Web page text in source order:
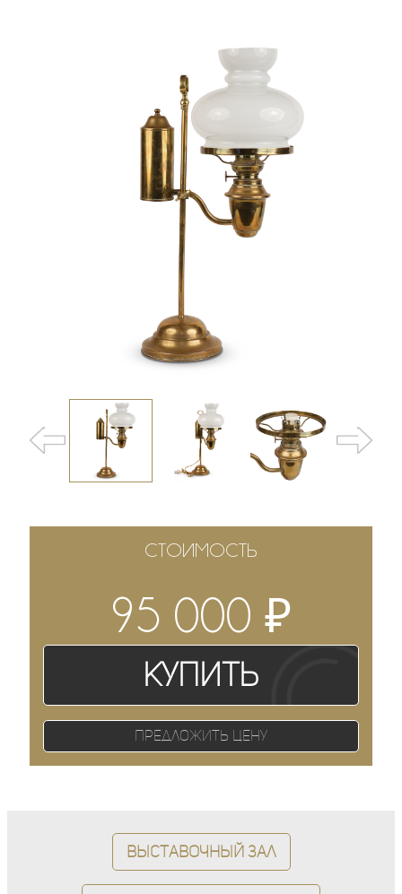
СТОИМОСТЬ
95 000₽
Купить
Предложить цену
Выставочный зал